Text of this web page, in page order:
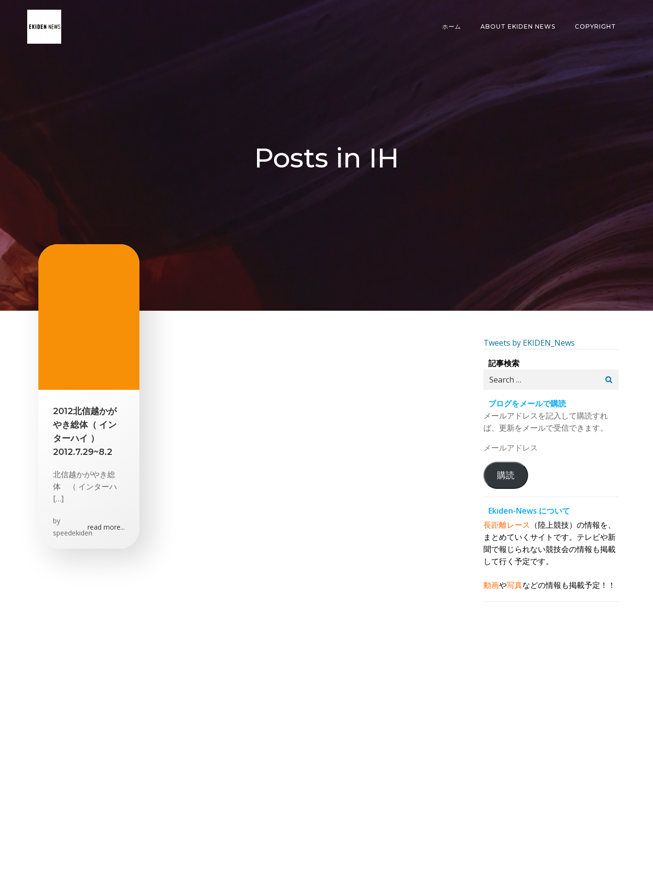
ホーム ABOUT EKIDEN NEWS COPYRIGHT
Posts in IH
2012北信越かが
やき総体（ イン
ターハイ ）
2012.7.29~8.2
北信越かがやき総
体 （ インターハ
[…]
by
speedekiden
read more...
Tweets by EKIDEN_News
記事検索
Search
ブログをメールで購読
メールアドレスを記入して購読すれ
ば、更新をメールで受信できます。
メ
ル
ア
ド
レ
ス
購読
Ekiden-News について
長距離レース （陸上競技）の情報を、
まとめていくサイトです。テレビや新
聞で報じられない競技会の情報も掲載
して行く予定です。
動画や写真などの情報も掲載予定！！